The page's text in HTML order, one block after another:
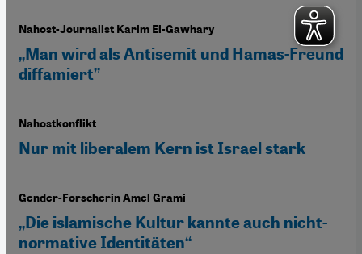
Nahost-Journalist Karim El-Gawhary
„Man wird als Antisemit und Hamas-Freund
diffamiert”
Nahostkonflikt
Nur mit liberalem Kern ist Israel stark
Gender-Forscherin Amel Grami
„Die islamische Kultur kannte auch nicht-
normative Identitäten“